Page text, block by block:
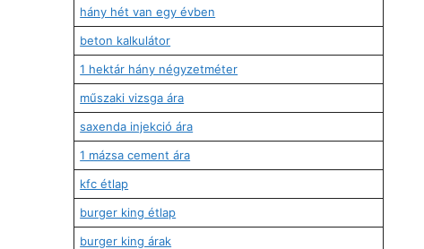
hány hét van egy évben
beton kalkulátor
1 hektár hány négyzetméter
műszaki vizsga ára
saxenda injekció ára
1 mázsa cement ára
kfc étlap
burger king étlap
burger king árak